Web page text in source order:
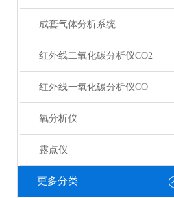
成套气体分析系统
红外线二氧化碳分析仪CO2
红外线一氧化碳分析仪CO
氧分析仪
露点仪
更多分类